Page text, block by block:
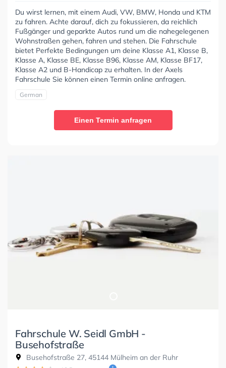
Du wirst lernen, mit einem Audi, VW, BMW, Honda und KTM
zu fahren. Achte darauf, dich zu fokussieren, da reichlich
Fußgänger und geparkte Autos rund um die nahegelegenen
Wohnstraßen gehen, fahren und stehen. Die Fahrschule
bietet Perfekte Bedingungen um deine Klasse A1, Klasse B,
Klasse A, Klasse BE, Klasse B96, Klasse AM, Klasse BF17,
Klasse A2 und B-Handicap zu erhalten. In der Axels
Fahrschule Sie können einen Termin online anfragen.
German
Einen Termin anfragen
Fahrschule W. Seidl GmbH -
Busehofstraße
Busehofstraße 27, 45144 Mülheim an der Ruhr